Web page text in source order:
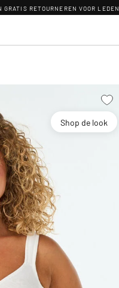
GRATIS RETOURNEREN VOOR LEDEN
Shop de look